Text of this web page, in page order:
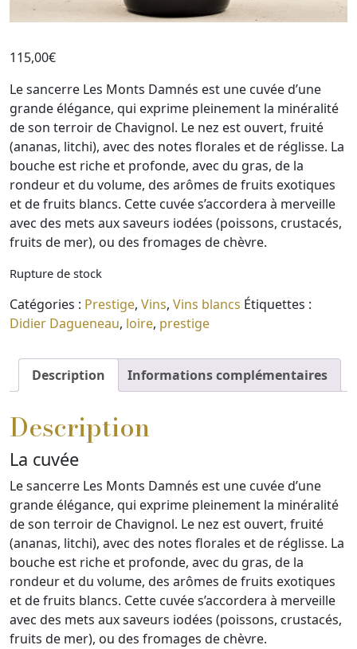
115,00€
Le sancerre Les Monts Damnés est une cuvée d’une
grande élégance, qui exprime pleinement la minéralité
de son terroir de Chavignol. Le nez est ouvert, fruité
(ananas, litchi), avec des notes florales et de réglisse. La
bouche est riche et profonde, avec du gras, de la
rondeur et du volume, des arômes de fruits exotiques
et de fruits blancs. Cette cuvée s’accordera à merveille
avec des mets aux saveurs iodées (poissons, crustacés,
fruits de mer), ou des fromages de chèvre.
Rupture de stock
Catégories : Prestige, Vins, Vins blancs Étiquettes :
Didier Dagueneau, loire, prestige
Description Informations complémentaires
Description
La cuvée
Le sancerre Les Monts Damnés est une cuvée d’une
grande élégance, qui exprime pleinement la minéralité
de son terroir de Chavignol. Le nez est ouvert, fruité
(ananas, litchi), avec des notes florales et de réglisse. La
bouche est riche et profonde, avec du gras, de la
rondeur et du volume, des arômes de fruits exotiques
et de fruits blancs. Cette cuvée s’accordera à merveille
avec des mets aux saveurs iodées (poissons, crustacés,
fruits de mer), ou des fromages de chèvre.